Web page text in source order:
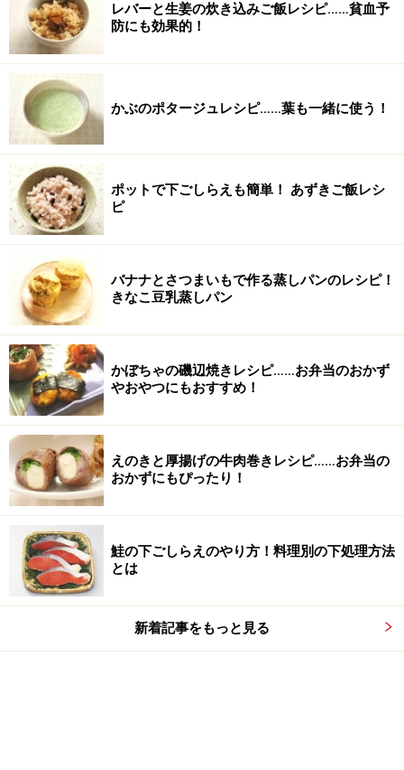
レバーと生姜の炊き込みご飯レシピ……貧血予
防にも効果的！
かぶのポタージュレシピ……葉も一緒に使う！
ポットで下ごしらえも簡単！ あずきご飯レシ
ピ
バナナとさつまいもで作る蒸しパンのレシピ！
きなこ豆乳蒸しパン
かぼちゃの磯辺焼きレシピ……お弁当のおかず
やおやつにもおすすめ！
えのきと厚揚げの牛肉巻きレシピ……お弁当の
おかずにもぴったり！
鮭の下ごしらえのやり方！料理別の下処理方法
とは
新着記事をもっと見る